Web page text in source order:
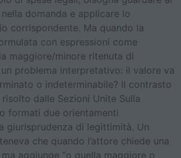
domanda e applicare lo
corrispondente. Ma quando la
con espressioni come
maggiore/minore ritenuta di
un problema interpretativo: il valore va
o indeterminabile? Il contrasto
dalle Sezioni Unite Sulla
formati due orientamenti
giurisprudenza di legittimità. Un
che quando l’attore chiede una
aggiunge “o quella maggiore o